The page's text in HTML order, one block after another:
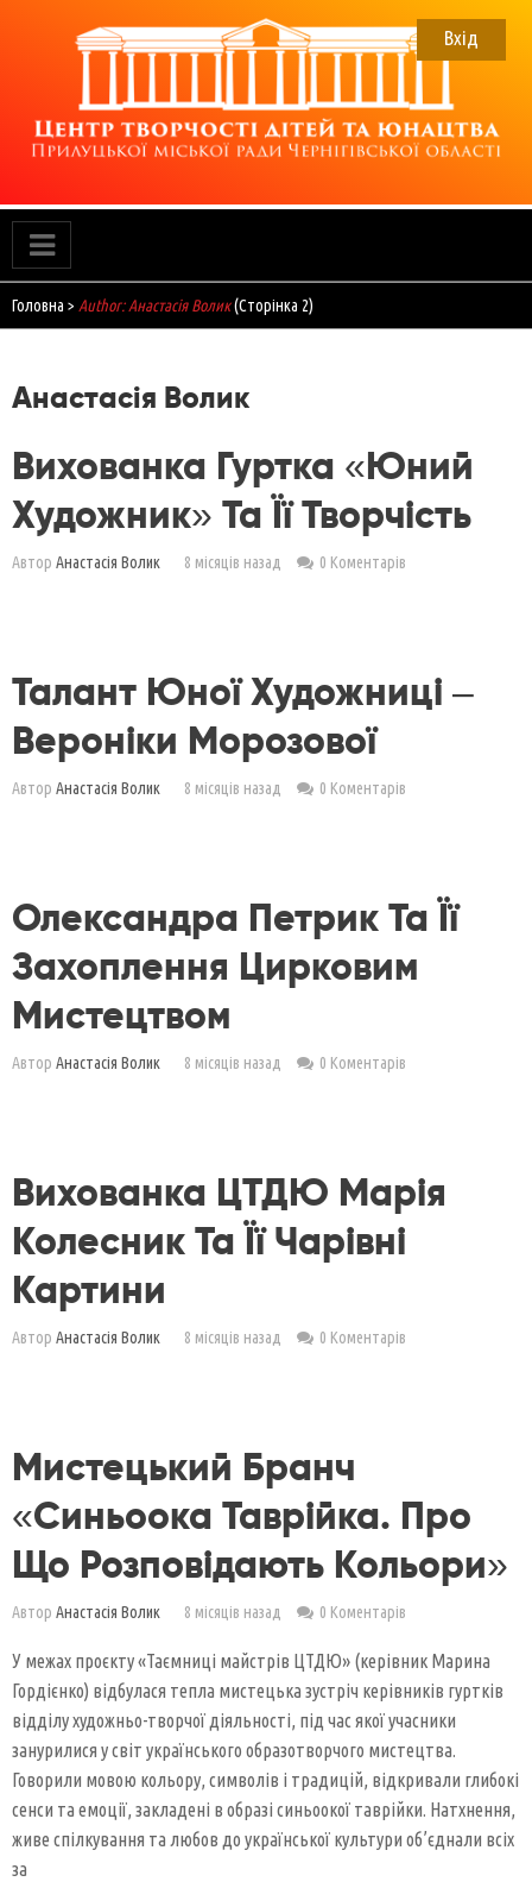
Вхід
Головна > Author: Анастасія Волик(Сторінка 2)
Анастасія Волик
Вихованка Гуртка «Юний
Художник» Та Її Творчість
Автор Анастасія Волик 8 місяців назад 0 Коментарів
Талант Юної Художниці –
Вероніки Морозової
Автор Анастасія Волик 8 місяців назад 0 Коментарів
Олександра Петрик Та Її
Захоплення Цирковим
Мистецтвом
Автор Анастасія Волик 8 місяців назад 0 Коментарів
Вихованка ЦТДЮ Марія
Колесник Та Її Чарівні
Картини
Автор Анастасія Волик 8 місяців назад 0 Коментарів
Мистецький Бранч
«Синьоока Таврійка. Про
Що Розповідають Кольори»
Автор Анастасія Волик 8 місяців назад 0 Коментарів
У межах проєкту «Таємниці майстрів ЦТДЮ» (керівник Марина
Гордієнко) відбулася тепла мистецька зустріч керівників гуртків
відділу художньо-творчої діяльності, під час якої учасники
занурилися у світ українського образотворчого мистецтва.
Говорили мовою кольору, символів і традицій, відкривали глибокі
сенси та емоції, закладені в образі синьоокої таврійки. Натхнення,
живе спілкування та любов до української культури об’єднали всіх
за